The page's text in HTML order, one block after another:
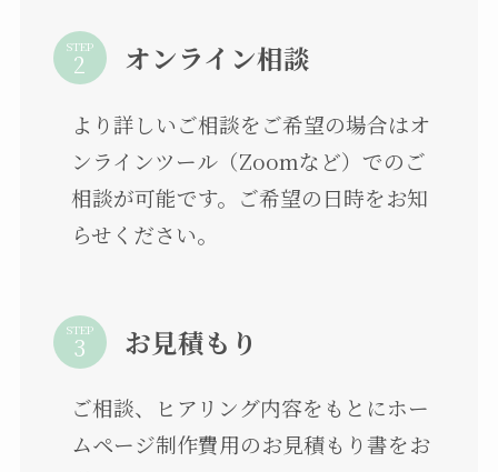
STEP オンライン相談
より詳しいご相談をご希望の場合はオ
ンラインツール（Zoomなど）でのご
相談が可能です。ご希望の日時をお知
らせください。
STEP お見積もり
ご相談、ヒアリング内容をもとにホー
ムページ制作費用のお見積もり書をお